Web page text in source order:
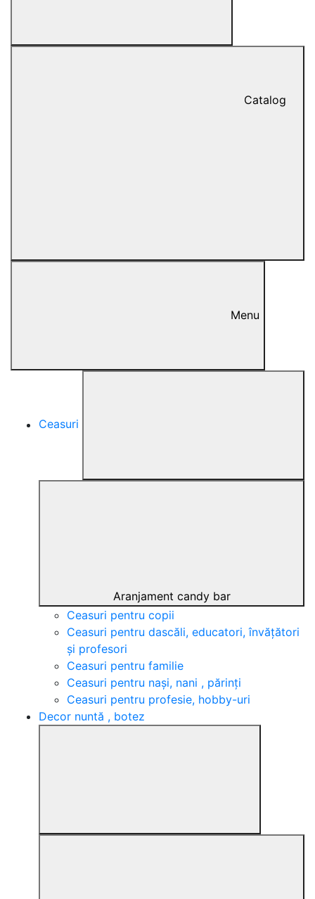
Catalog
Menu
Ceasuri
Aranjament candy bar
Ceasuri pentru copii
Ceasuri pentru dascăli, educatori, învățători
și profesori
Ceasuri pentru familie
Ceasuri pentru nași, nani , părinți
Ceasuri pentru profesie, hobby-uri
Decor nuntă , botez